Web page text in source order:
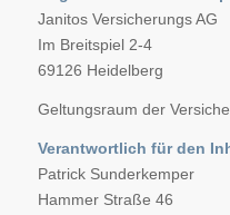
Janitos Versicherungs AG
Im Breitspiel 2-4
69126 Heidelberg
Geltungsraum der
Verantwortlich für den
Patrick Sunderkemper
Hammer Straße 46